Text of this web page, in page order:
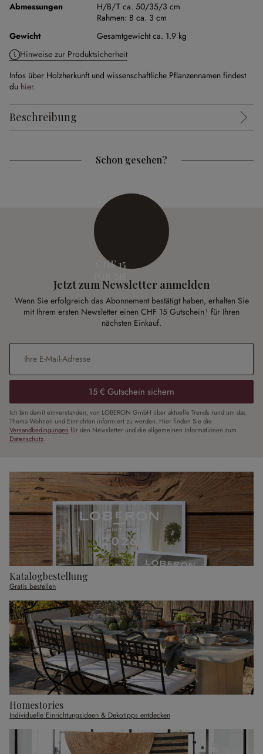
Abmessungen
H/B/T ca. 50/35/3 cm
Rahmen: B ca. 3 cm
Gewicht
Gesamtgewicht ca. 1.9 kg
Hinweise zur Produktsicherheit
Infos über Holzherkunft und wissenschaftliche Pflanzennamen findest
du hier.
Beschreibung
Schon gesehen?
CHF 15
Jetzt zum Newsletter anmelden
Wenn Sie erfolgreich das Abonnement bestätigt haben, erhalten Sie
mit Ihrem ersten Newsletter einen CHF 15 Gutschein¹ für Ihren
nächsten Einkauf.
E-Mail-Adresse
15 € Gutschein sichern
Ich bin damit einverstanden, von LOBERON GmbH über aktuelle Trends rund um das
Thema Wohnen und Einrichten informiert zu werden. Hier finden Sie die
Versandbedingungen für den Newsletter und die allgemeinen Informationen zum
Datenschutz.
Katalogbestellung
Gratis bestellen
Homestories
Individuelle Einrichtungsideen & Dekotipps entdecken